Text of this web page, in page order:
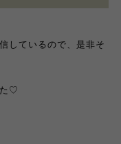
しているので、是非そ
た♡